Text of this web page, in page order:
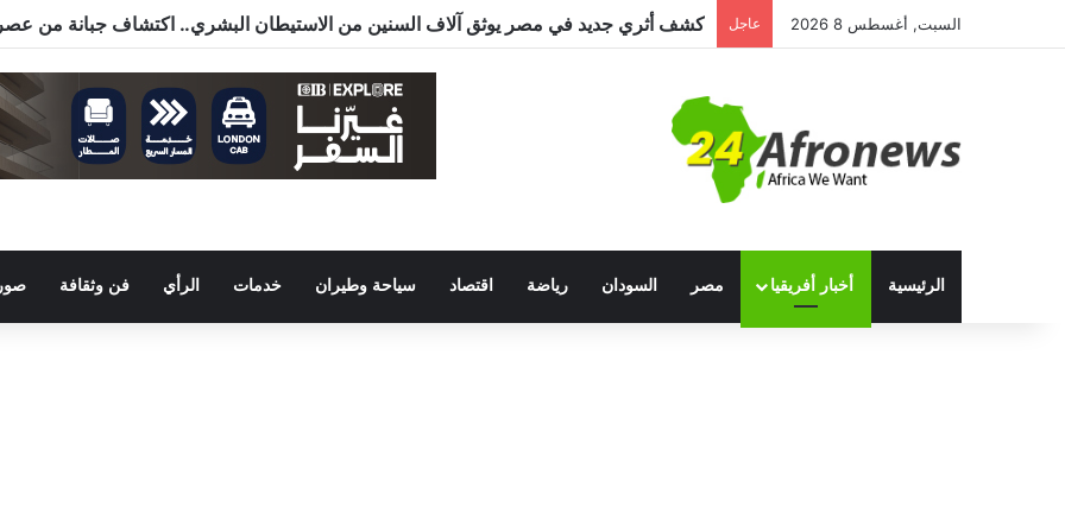
السبت, أغسطس 8 2026 عاجل
الرئيسية أخبار أفريقيا مصر السودان رياضة اقتصاد سياحة وطيران خدمات الرأي فن وثقافة